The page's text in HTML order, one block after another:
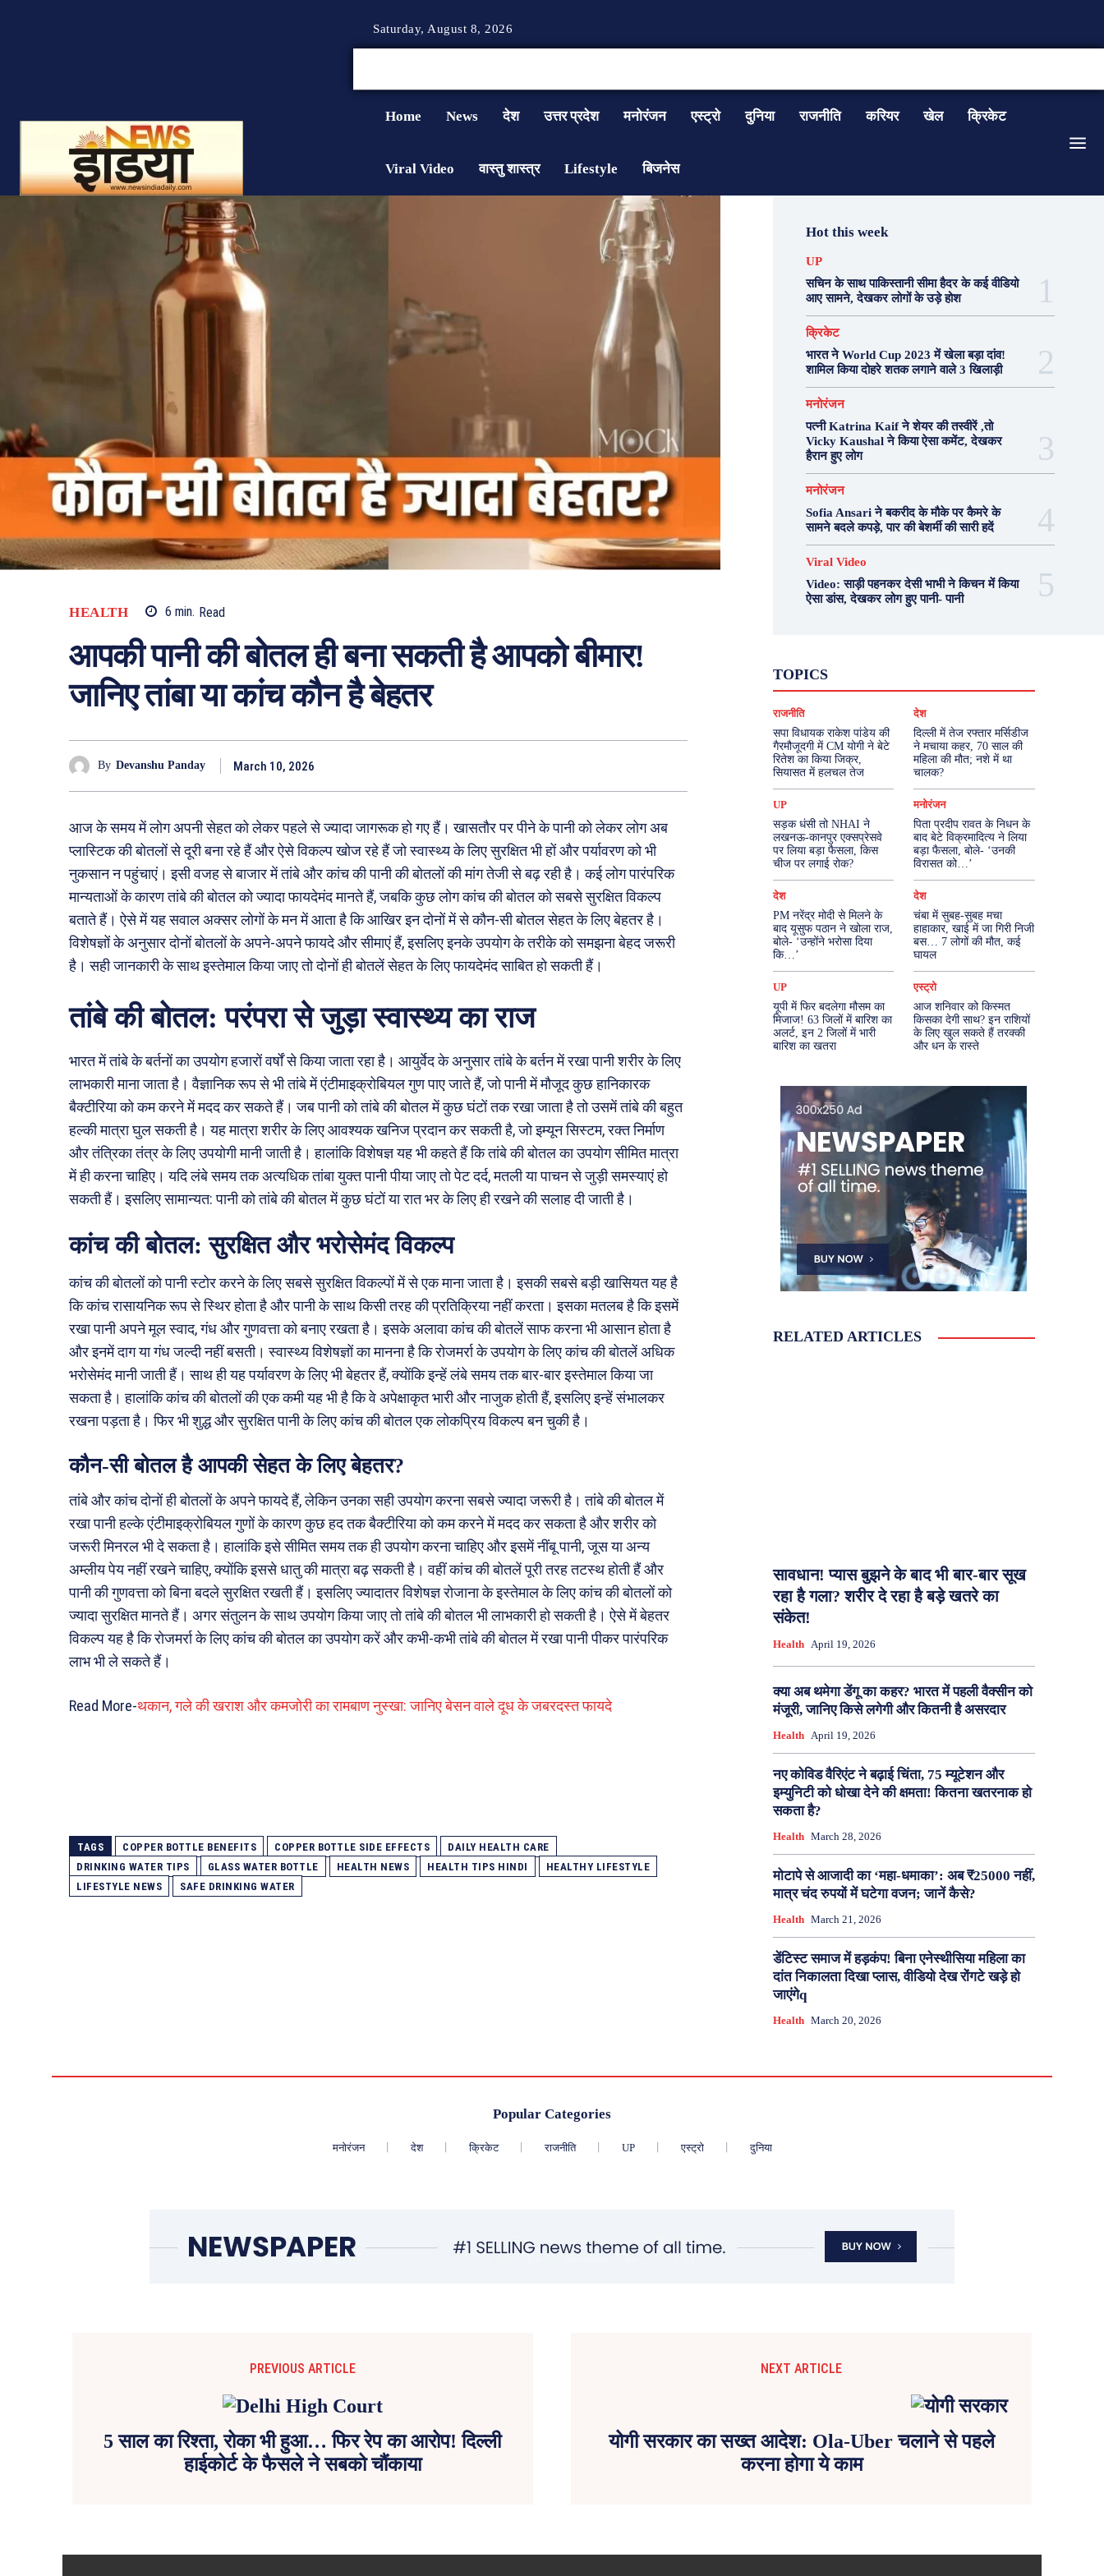
Saturday, August 8, 2026
Home News देश उत्तर प्रदेश मनोरंजन एस्ट्रो दुनिया राजनीति करियर खेल क्रिकेट
Viral Video वास्तु शास्त्र Lifestyle बिजनेस
HEALTH 6 min. Read
आपकी पानी की बोतल ही बना सकती है आपको बीमार!
जानिए तांबा या कांच कौन है बेहतर
By Devanshu Panday March 10, 2026
आज के समय में लोग अपनी सेहत को लेकर पहले से ज्यादा जागरूक हो गए हैं। खासतौर पर पीने के पानी को लेकर लोग अब
प्लास्टिक की बोतलों से दूरी बना रहे हैं और ऐसे विकल्प खोज रहे हैं जो स्वास्थ्य के लिए सुरक्षित भी हों और पर्यावरण को भी
नुकसान न पहुंचाएं। इसी वजह से बाजार में तांबे और कांच की पानी की बोतलों की मांग तेजी से बढ़ रही है। कई लोग पारंपरिक
मान्यताओं के कारण तांबे की बोतल को ज्यादा फायदेमंद मानते हैं, जबकि कुछ लोग कांच की बोतल को सबसे सुरक्षित विकल्प
बताते हैं। ऐसे में यह सवाल अक्सर लोगों के मन में आता है कि आखिर इन दोनों में से कौन-सी बोतल सेहत के लिए बेहतर है।
विशेषज्ञों के अनुसार दोनों बोतलों के अपने-अपने फायदे और सीमाएं हैं, इसलिए इनके उपयोग के तरीके को समझना बेहद जरूरी
है। सही जानकारी के साथ इस्तेमाल किया जाए तो दोनों ही बोतलें सेहत के लिए फायदेमंद साबित हो सकती हैं।
तांबे की बोतल: परंपरा से जुड़ा स्वास्थ्य का राज
भारत में तांबे के बर्तनों का उपयोग हजारों वर्षों से किया जाता रहा है। आयुर्वेद के अनुसार तांबे के बर्तन में रखा पानी शरीर के लिए
लाभकारी माना जाता है। वैज्ञानिक रूप से भी तांबे में एंटीमाइक्रोबियल गुण पाए जाते हैं, जो पानी में मौजूद कुछ हानिकारक
बैक्टीरिया को कम करने में मदद कर सकते हैं। जब पानी को तांबे की बोतल में कुछ घंटों तक रखा जाता है तो उसमें तांबे की बहुत
हल्की मात्रा घुल सकती है। यह मात्रा शरीर के लिए आवश्यक खनिज प्रदान कर सकती है, जो इम्यून सिस्टम, रक्त निर्माण
और तंत्रिका तंत्र के लिए उपयोगी मानी जाती है। हालांकि विशेषज्ञ यह भी कहते हैं कि तांबे की बोतल का उपयोग सीमित मात्रा
में ही करना चाहिए। यदि लंबे समय तक अत्यधिक तांबा युक्त पानी पीया जाए तो पेट दर्द, मतली या पाचन से जुड़ी समस्याएं हो
सकती हैं। इसलिए सामान्यत: पानी को तांबे की बोतल में कुछ घंटों या रात भर के लिए ही रखने की सलाह दी जाती है।
कांच की बोतल: सुरक्षित और भरोसेमंद विकल्प
कांच की बोतलों को पानी स्टोर करने के लिए सबसे सुरक्षित विकल्पों में से एक माना जाता है। इसकी सबसे बड़ी खासियत यह है
कि कांच रासायनिक रूप से स्थिर होता है और पानी के साथ किसी तरह की प्रतिक्रिया नहीं करता। इसका मतलब है कि इसमें
रखा पानी अपने मूल स्वाद, गंध और गुणवत्ता को बनाए रखता है। इसके अलावा कांच की बोतलें साफ करना भी आसान होता है
और इनमें दाग या गंध जल्दी नहीं बसती। स्वास्थ्य विशेषज्ञों का मानना है कि रोजमर्रा के उपयोग के लिए कांच की बोतलें अधिक
भरोसेमंद मानी जाती हैं। साथ ही यह पर्यावरण के लिए भी बेहतर हैं, क्योंकि इन्हें लंबे समय तक बार-बार इस्तेमाल किया जा
सकता है। हालांकि कांच की बोतलों की एक कमी यह भी है कि वे अपेक्षाकृत भारी और नाजुक होती हैं, इसलिए इन्हें संभालकर
रखना पड़ता है। फिर भी शुद्ध और सुरक्षित पानी के लिए कांच की बोतल एक लोकप्रिय विकल्प बन चुकी है।
कौन-सी बोतल है आपकी सेहत के लिए बेहतर?
तांबे और कांच दोनों ही बोतलों के अपने फायदे हैं, लेकिन उनका सही उपयोग करना सबसे ज्यादा जरूरी है। तांबे की बोतल में
रखा पानी हल्के एंटीमाइक्रोबियल गुणों के कारण कुछ हद तक बैक्टीरिया को कम करने में मदद कर सकता है और शरीर को
जरूरी मिनरल भी दे सकता है। हालांकि इसे सीमित समय तक ही उपयोग करना चाहिए और इसमें नींबू पानी, जूस या अन्य
अम्लीय पेय नहीं रखने चाहिए, क्योंकि इससे धातु की मात्रा बढ़ सकती है। वहीं कांच की बोतलें पूरी तरह तटस्थ होती हैं और
पानी की गुणवत्ता को बिना बदले सुरक्षित रखती हैं। इसलिए ज्यादातर विशेषज्ञ रोजाना के इस्तेमाल के लिए कांच की बोतलों को
ज्यादा सुरक्षित मानते हैं। अगर संतुलन के साथ उपयोग किया जाए तो तांबे की बोतल भी लाभकारी हो सकती है। ऐसे में बेहतर
विकल्प यह है कि रोजमर्रा के लिए कांच की बोतल का उपयोग करें और कभी-कभी तांबे की बोतल में रखा पानी पीकर पारंपरिक
लाभ भी ले सकते हैं।
Read More-थकान, गले की खराश और कमजोरी का रामबाण नुस्खा: जानिए बेसन वाले दूध के जबरदस्त फायदे
TAGS COPPER BOTTLE BENEFITS COPPER BOTTLE SIDE EFFECTS
DAILY HEALTH CARE
DRINKING WATER TIPS
GLASS WATER BOTTLE HEALTH NEWS HEALTH TIPS HINDI
HEALTHY LIFESTYLE
LIFESTYLE NEWS
SAFE DRINKING WATER
Hot this week
UP
सचिन के साथ पाकिस्तानी सीमा हैदर के कई वीडियो
आए सामने, देखकर लोगों के उड़े होश
क्रिकेट
भारत ने World Cup 2023 में खेला बड़ा दांव!
शामिल किया दोहरे शतक लगाने वाले 3 खिलाड़ी
मनोरंजन
पत्नी Katrina Kaif ने शेयर की तस्वीरें ,तो
Vicky Kaushal ने किया ऐसा कमेंट, देखकर
हैरान हुए लोग
मनोरंजन
Sofia Ansari ने बकरीद के मौके पर कैमरे के
सामने बदले कपड़े, पार की बेशर्मी की सारी हदें
Viral Video
Video: साड़ी पहनकर देसी भाभी ने किचन में किया
ऐसा डांस, देखकर लोग हुए पानी- पानी
TOPICS
दुनिया
मनोरंजन
राजनीति वास्तु शास्त्र
More
राजनीति
सपा विधायक राकेश पांडेय की
गैरमौजूदगी में CM योगी ने बेटे
रितेश का किया जिक्र,
सियासत में हलचल तेज
देश
दिल्ली में तेज रफ्तार मर्सिडीज
ने मचाया कहर, 70 साल की
महिला की मौत; नशे में था
चालक?
UP
सड़क धंसी तो NHAI ने
लखनऊ-कानपुर एक्सप्रेसवे
पर लिया बड़ा फैसला, किस
चीज पर लगाई रोक?
मनोरंजन
पिता प्रदीप रावत के निधन के
बाद बेटे विक्रमादित्य ने लिया
बड़ा फैसला, बोले- ‘उनकी
विरासत को…’
देश
PM नरेंद्र मोदी से मिलने के
बाद यूसुफ पठान ने खोला राज,
बोले- ‘उन्होंने भरोसा दिया
कि…’
देश
चंबा में सुबह-सुबह मचा
हाहाकार, खाई में जा गिरी निजी
बस… 7 लोगों की मौत, कई
घायल
UP
यूपी में फिर बदलेगा मौसम का
मिजाज! 63 जिलों में बारिश का
अलर्ट, इन 2 जिलों में भारी
बारिश का खतरा
एस्ट्रो
आज शनिवार को किस्मत
किसका देगी साथ? इन राशियों
के लिए खुल सकते हैं तरक्की
और धन के रास्ते
RELATED ARTICLES
सावधान! प्यास बुझने के बाद भी बार-बार सूख
रहा है गला? शरीर दे रहा है बड़े खतरे का
संकेत!
Health April 19, 2026
क्या अब थमेगा डेंगू का कहर? भारत में पहली वैक्सीन को
मंजूरी, जानिए किसे लगेगी और कितनी है असरदार
Health April 19, 2026
नए कोविड वैरिएंट ने बढ़ाई चिंता, 75 म्यूटेशन और
इम्युनिटी को धोखा देने की क्षमता! कितना खतरनाक हो
सकता है?
Health March 28, 2026
मोटापे से आजादी का ‘महा-धमाका’: अब ₹25000 नहीं,
मात्र चंद रुपयों में घटेगा वजन; जानें कैसे?
Health March 21, 2026
डेंटिस्ट समाज में हड़कंप! बिना एनेस्थीसिया महिला का
दांत निकालता दिखा प्लास, वीडियो देख रोंगटे खड़े हो
जाएंगेq
Health March 20, 2026
Popular Categories
मनोरंजन देश क्रिकेट राजनीति UP एस्ट्रो दुनिया
PREVIOUS ARTICLE
5 साल का रिश्ता, रोका भी हुआ… फिर रेप का आरोप! दिल्ली
हाईकोर्ट के फैसले ने सबको चौंकाया
NEXT ARTICLE
योगी सरकार का सख्त आदेश: Ola-Uber चलाने से पहले
करना होगा ये काम